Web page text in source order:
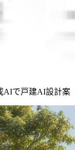
AIで戸建AI設計案